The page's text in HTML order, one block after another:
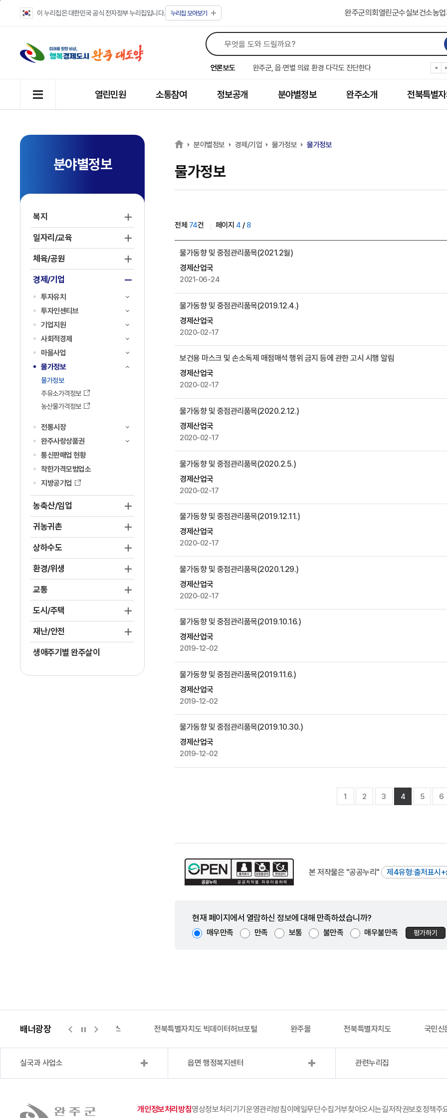
이 누리집은 대한민국 공식 전자정부 누리집입니다. 누리집 모아보기 완주군의회 열린군수실보건소농
언론보도
완주군, ‘수의계약 총량제’ 개편 운영
완주군 청소년, 초록우산 지원으로 치과 치료
완주군, 읍·면별 의료 환경 다각도 진단한다
완주군, 모바일 헬스케어 “내 건강 변화 직접 확인”
완주군 “여름휴가철 청소년 안전 지킨다”
완주 청소년, 삼성 임직원 만나 미래 진로 그린다
전북은행, 완주군에 ‘시원키트’ 60세트 기탁
유희태 완주군수, 친환경 농업인 현장 목소리 경청
열린민원 소통참여 정보공개 분야별정보 완주소개 전북특별
분야별정보
복지
일자리/교육
체육/공원
경제/기업
투자유치
투자인센티브
기업지원
사회적경제
마을사업
물가정보
물가정보
주유소가격정보
농산물가격정보
전통시장
완주사랑상품권
통신판매업 현황
착한가격모범업소
지방공기업
농축산/임업
귀농귀촌
상하수도
환경/위생
교통
도시/주택
재난/안전
생애주기별 완주살이
분야별정보 경제/기업 물가정보 물가정보
물가정보
전체 74건 페이지 4 / 8
가
정
보
게
시
물
목
으
호
,
제
목
작
성
자
파
일
작
성
일
회
을
제
공
물가동향 및 중점관리품목(2021.2월)
경제산업국
2021-06-24
물가동향 및 중점관리품목(2019.12.4.)
경제산업국
2020-02-17
보건용 마스크 및 손소독제 매점매석 행위 금지 등에 관한 고시 시행 알림
경제산업국
2020-02-17
물가동향 및 중점관리품목(2020.2.12.)
경제산업국
2020-02-17
물가동향 및 중점관리품목(2020.2.5.)
경제산업국
2020-02-17
물가동향 및 중점관리품목(2019.12.11.)
경제산업국
2020-02-17
물가동향 및 중점관리품목(2020.1.29.)
경제산업국
2020-02-17
물가동향 및 중점관리품목(2019.10.16.)
경제산업국
2019-12-02
물가동향 및 중점관리품목(2019.11.6.)
경제산업국
2019-12-02
물가동향 및 중점관리품목(2019.10.30.)
경제산업국
2019-12-02
1 2 3 4 5 6
본 저작물은 "공공누리" 제4유형:출처표시+
현재 페이지에서 열람하신 정보에 대해 만족하셨습니까?
매우만족 만족 보통 불만족 매우불만족 평가하기
배너광장
지적측량바로처리센터 위택스 전북특별자치도 빅데이터허브포털 완주몰 전북특별자치도 국민신
실국과 사업소 읍면 행정복지센터 관련누리집
개인정보처리방침영상정보처리기기운영관리방침이메일무단수집거부찾아오시는길저작권보호정책주